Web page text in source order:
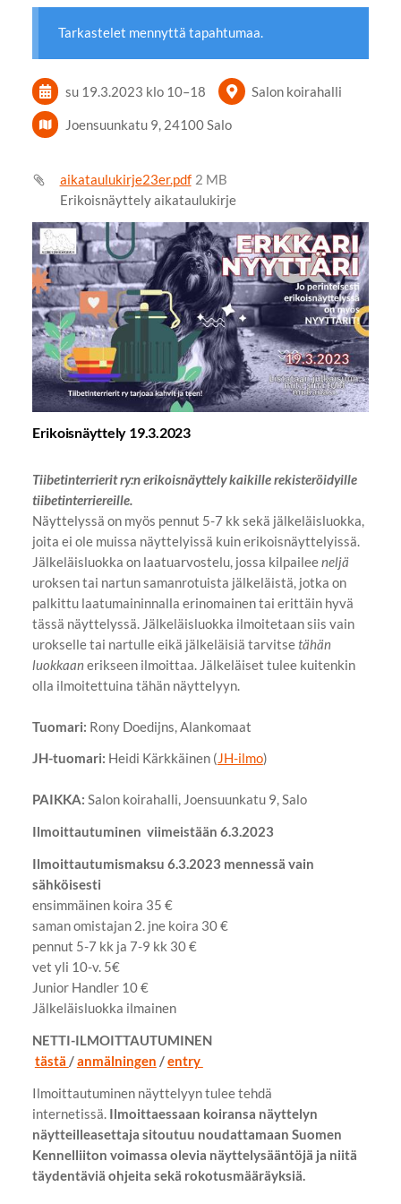
Tarkastelet mennyttä tapahtumaa.
su 19.3.2023 klo 10–18 Salon koirahalli
Joensuunkatu 9, 24100 Salo
aikataulukirje23er.pdf 2 MB
Erikoisnäyttely aikataulukirje
Erikoisnäyttely 19.3.2023
Tiibetinterrierit ry:n erikoisnäyttely kaikille rekisteröidyille
tiibetinterriereille.
Näyttelyssä on myös pennut 5-7 kk sekä jälkeläisluokka,
joita ei ole muissa näyttelyissä kuin erikoisnäyttelyissä.
Jälkeläisluokka on laatuarvostelu, jossa kilpaileeneljä
uroksen tai nartun samanrotuista jälkeläistä, jotka on
palkittu laatumaininnalla erinomainen tai erittäin hyvä
tässä näyttelyssä. Jälkeläisluokka ilmoitetaan siis vain
urokselle tai nartulle eikä jälkeläisiä tarvitsetähän
luokkaanerikseen ilmoittaa. Jälkeläiset tulee kuitenkin
olla ilmoitettuina tähän näyttelyyn.
Tuomari: Rony Doedijns, Alankomaat
JH-tuomari: Heidi Kärkkäinen (JH-ilmo)
PAIKKA: Salon koirahalli, Joensuunkatu 9, Salo​
Ilmoittautuminen viimeistään 6.3.2023
Ilmoittautumismaksu 6.3.2023 mennessä vain
sähköisesti
​ensimmäinen koira 35 €
saman omistajan 2. jne koira 30 €
pennut 5-7 kk ja 7-9 kk 30 €
vet yli 10-v. 5€
Junior Handler 10 €
​Jälkeläisluokka ilmainen
​NETTI-ILMOITTAUTUMINEN
tästä /anmälningen ​ /entry
Ilmoittautuminen näyttelyyn tulee tehdä
internetissä.Ilmoittaessaan koiransa näyttelyn
näytteilleasettaja sitoutuu noudattamaan Suomen
Kennelliiton voimassa olevia näyttelysääntöjä ja niitä
täydentäviä ohjeita sekä rokotusmääräyksiä.